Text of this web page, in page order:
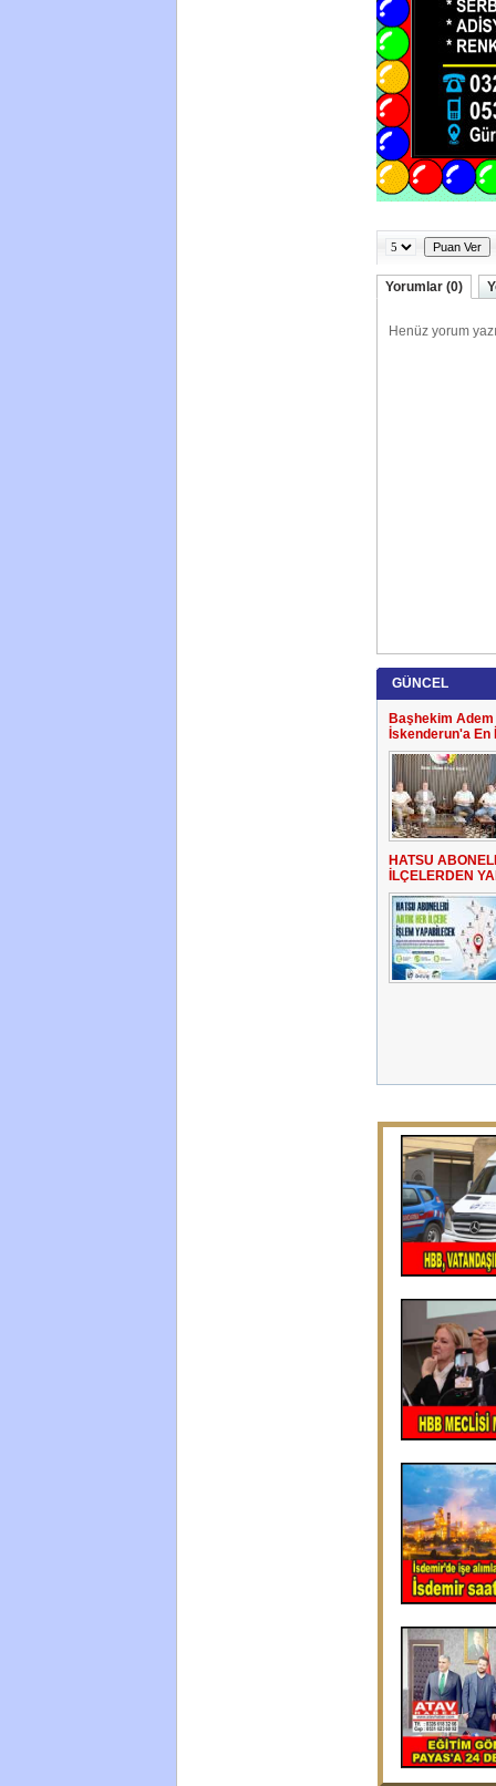
Yorumlar (0)
GÜNCEL
Başhekim Adem
İskenderun'a En
HATSU
İLÇELERDEN